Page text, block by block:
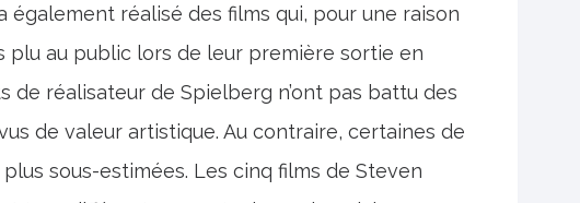
également réalisé des films qui, pour une raison
au public lors de leur première sortie en
de réalisateur de Spielberg n’ont pas battu des
de valeur artistique. Au contraire, certaines de
sous-estimées. Les cinq films de Steven